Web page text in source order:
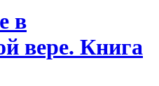
в
вере. Книга